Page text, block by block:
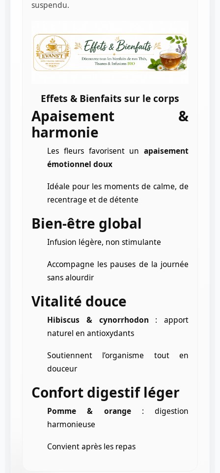
suspendu.
Effets & Bienfaits sur le corps
Apaisement &
harmonie
Les fleurs favorisent un apaisement
émotionnel doux
Idéale pour les moments de calme, de
recentrage et de détente
Bien-être global
Infusion légère, non stimulante
Accompagne les pauses de la journée
sans alourdir
Vitalité douce
Hibiscus & cynorrhodon : apport
naturel en antioxydants
Soutiennent l’organisme tout en
douceur
Confort digestif léger
Pomme & orange: digestion
harmonieuse
Convient après les repas